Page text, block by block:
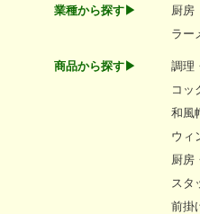
業種から探す▶ 厨房
ラー
商品から探す▶ 調理
コッ
和風
ウィ
厨房
スタ
前掛